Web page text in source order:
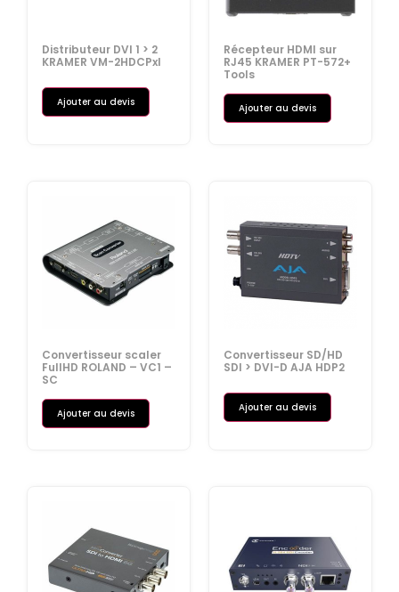
Distributeur DVI 1 > 2
KRAMER VM-2HDCPxl
Ajouter au devis
Récepteur HDMI sur
RJ45 KRAMER PT-572+
Tools
Ajouter au devis
Convertisseur scaler
FullHD ROLAND – VC1 –
SC
Ajouter au devis
Convertisseur SD/HD
SDI > DVI-D AJA HDP2
Ajouter au devis